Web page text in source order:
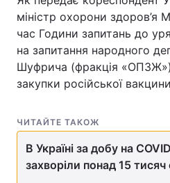
міністр охорони здоров’я
час Години запитань до
на запитання народного
Шуфрича (фракція
закупки російської
ЧИТАЙТЕ ТАКОЖ
В Україні за добу на
захворіли понад 15 тисяч